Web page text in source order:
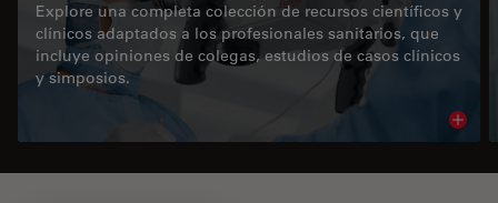
Explore una completa colección de recursos científicos y
clínicos adaptados a los profesionales sanitarios, que
incluye opiniones de colegas, estudios de casos clínicos
y simposios.